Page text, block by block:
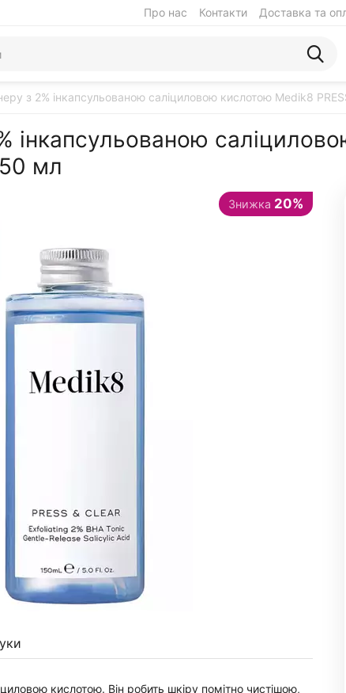
Про нас Контакти Доставка та
з 2% інкапсульованою саліциловою кислотою Medik8
інкапсульованою
мл
кислотою. Він робить шкіру помітно чистішою,